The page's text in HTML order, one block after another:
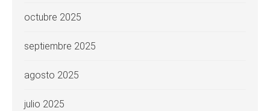
octubre 2025
septiembre 2025
agosto 2025
julio 2025